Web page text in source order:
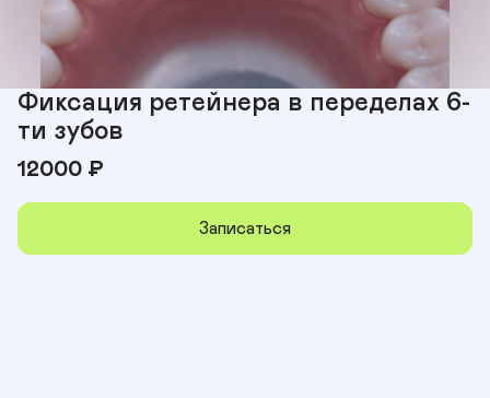
Фиксация ретейнера в переделах 6-
ти зубов
12000 ₽
Записаться